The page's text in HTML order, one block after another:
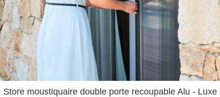
Store moustiquaire double porte recoupable Alu - Luxe